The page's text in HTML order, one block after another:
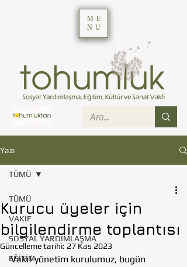
ME
NU
Yazı
TÜMÜ
VAKIF
SOSYAL YARDIMLAŞMA
EĞİTİM
TÜMÜ
Kurucu üyeler için
bilgilendirme toplantısı
Güncelleme tarihi: 27 Kas 2023
Vakıf yönetim kurulumuz, bugün